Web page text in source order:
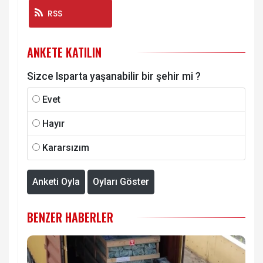
RSS
ANKETE KATILIN
Sizce Isparta yaşanabilir bir şehir mi ?
Evet
Hayır
Kararsızım
Anketi Oyla Oyları Göster
BENZER HABERLER